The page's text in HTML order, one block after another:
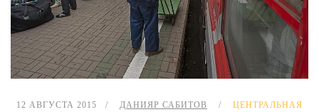
12 АВГУСТА 2015 ДАНИЯР САБИТОВ
ЦЕНТРАЛЬНАЯ